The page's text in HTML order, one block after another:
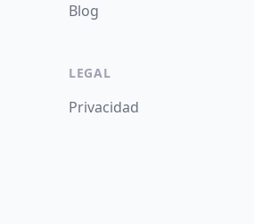
Blog
LEGAL
Privacidad